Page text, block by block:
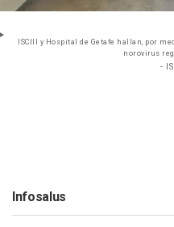
ISCIII y Hospital de Getafe hallan, por
norovirus
-
Infosalus